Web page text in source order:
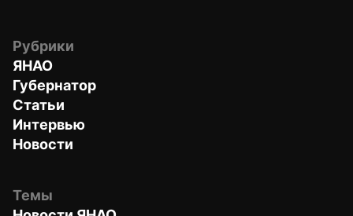
Рубрики
ЯНАО
Губернатор
Статьи
Интервью
Новости
Темы